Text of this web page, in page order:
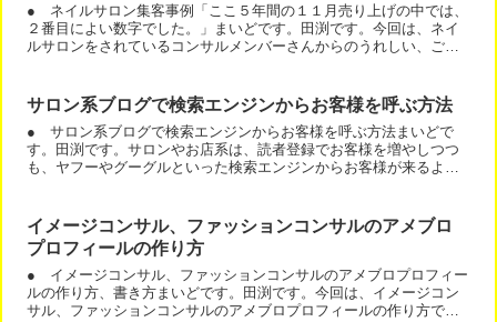
● ネイルサロン集客事例「ここ５年間の１１月売り上げの中では、
２番目によい数字でした。」まいどです。田渕です。今回は、ネイ
ルサロンをされているコンサルメンバーさんからのうれしい、ご報
サロン系ブログで検索エンジンからお客様を呼ぶ方法
● サロン系ブログで検索エンジンからお客様を呼ぶ方法まいどで
す。田渕です。サロンやお店系は、読者登録でお客様を増やしつつ
も、ヤフーやグーグルといった検索エンジンからお客様が来るよう
イメージコンサル、ファッションコンサルのアメブロ
プロフィールの作り方
● イメージコンサル、ファッションコンサルのアメブロプロフィー
ルの作り方、書き方まいどです。田渕です。今回は、イメージコン
サル、ファッションコンサルのアメブロプロフィールの作り方で